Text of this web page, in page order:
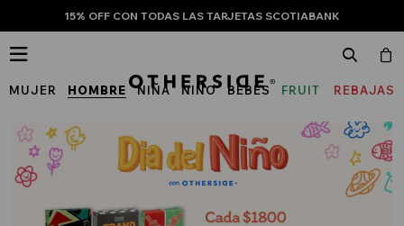
15% OFF CON TODAS LAS TARJETAS SCOTIABANK
MUJER HOMBRE NIÑA NIÑO BEBÉS
FRUIT
THE
LOOM
REBAJAS
